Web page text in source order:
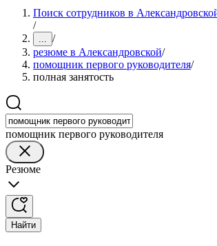
Поиск сотрудников в
/
... /
резюме в Александровской/
помощник первого руководителя/
полная занятость
помощник первого руководителя
Резюме
Найти